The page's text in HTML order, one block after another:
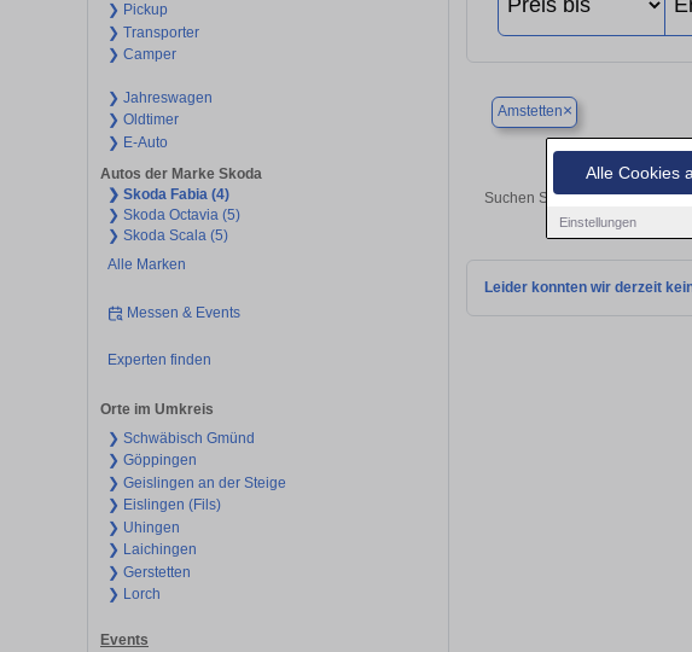
Alle Cookies
Einstellungen
❯ Pickup
❯ Transporter
❯ Camper
❯ Jahreswagen
❯ Oldtimer
❯ E-Auto
Autos der Marke Skoda
❯ Skoda Fabia (4)
❯ Skoda Octavia (5)
❯ Skoda Scala (5)
Alle Marken
Messen & Events
Experten finden
Orte im Umkreis
❯ Schwäbisch Gmünd
❯ Göppingen
❯ Geislingen an der Steige
❯ Eislingen (Fils)
❯ Uhingen
❯ Laichingen
❯ Gerstetten
❯ Lorch
Events
Amstetten×
Suchen Sie in Amstetten
Leider konnten wir derzeit